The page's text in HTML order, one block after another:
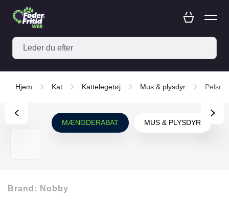
Hjem Kat Kattelegetøj Mus & plysdyr
MÆNGDERABAT MUS & PLYSDYR
Brand: Nobby